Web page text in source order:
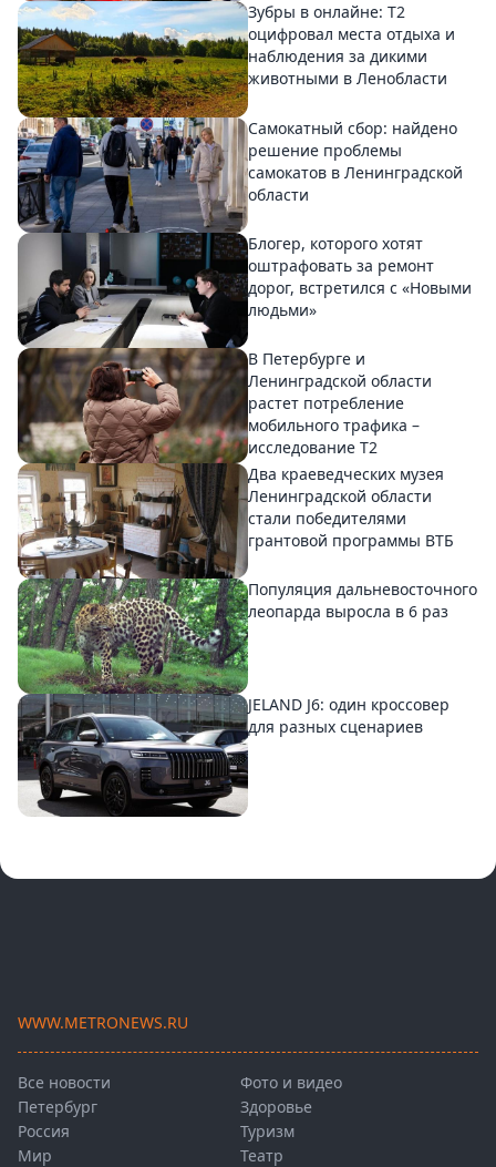
Зубры в онлайне: Т2
оцифровал места отдыха и
наблюдения за дикими
животными в Ленобласти
Самокатный сбор: найдено
решение проблемы
самокатов в Ленинградской
области
Блогер, которого хотят
оштрафовать за ремонт
дорог, встретился с «Новыми
людьми»
В Петербурге и
Ленинградской области
растет потребление
мобильного трафика –
исследование T2
Два краеведческих музея
Ленинградской области
стали победителями
грантовой программы ВТБ
Популяция дальневосточного
леопарда выросла в 6 раз
JELAND J6: один кроссовер
для разных сценариев
WWW.METRONEWS.RU
Все новости
Петербург
Россия
Мир
Фото и видео
Здоровье
Туризм
Театр